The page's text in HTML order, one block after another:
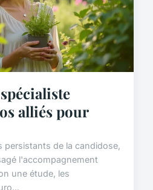
alliés pour
persistants de la candidose,
l'accompagnement
une étude, les